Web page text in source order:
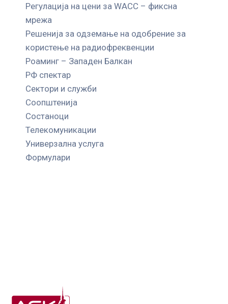
Регулација на цени за WACC – фиксна
мрежа
Решенија за одземање на одобрение за
користење на радиофреквенции
Роаминг – Западен Балкан
РФ спектар
Сектори и служби
Соопштенија
Состаноци
Телекомуникации
Универзална услуга
Формулари